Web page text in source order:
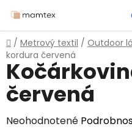
na
obsah
Domov
/ Metrový textil / Outdoor
kordura červená
červená
Priemerné
Neohodnotené